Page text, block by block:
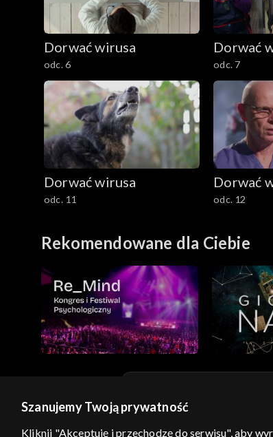
Dorwać wirusa
odc. 6
Dorwać
odc. 7
Dorwać wirusa
odc. 11
Dorwać
odc. 12
Rekomendowane dla Ciebie
© 2026 Telewizja Polska S.A. w likwidacji
Szanujemy Twoją prywatność
Kliknij "Akceptuję i przechodzę do serwisu", aby